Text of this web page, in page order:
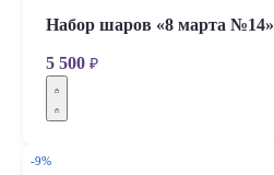
Набор шаров «8 марта №14»
5 500 ₽
-9%